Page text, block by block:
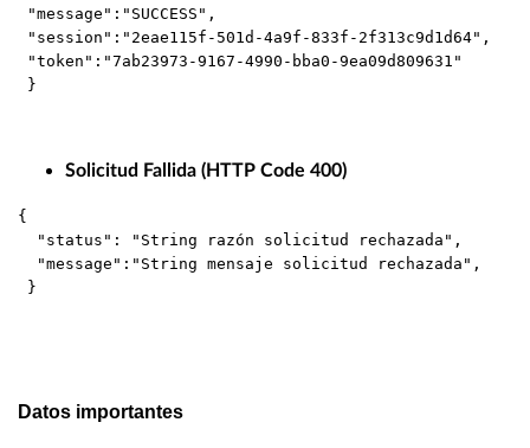
"message":"SUCCESS",
"session":"2eae115f-501d-4a9f-833f-2f313c9d1d64",
"token":"7ab23973-9167-4990-bba0-9ea09d809631"
}
Solicitud Fallida (HTTP Code 400)
{
  "status": "String razón solicitud rechazada",
  "message":"String mensaje solicitud rechazada",
}
Datos importantes